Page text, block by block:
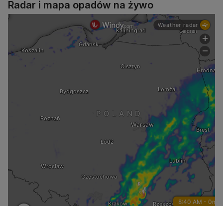
Radar i mapa opadów na żywo